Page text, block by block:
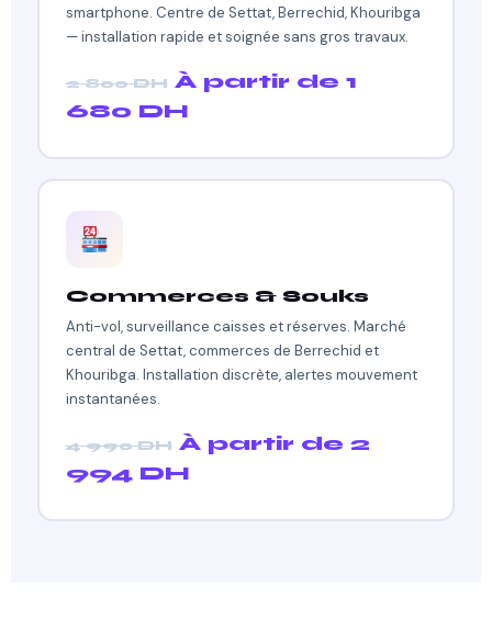
smartphone. Centre de Settat, Berrechid, Khouribga
— installation rapide et soignée sans gros travaux.
2 800 DH À partir de 1
680 DH
Commerces & Souks
Anti-vol, surveillance caisses et réserves. Marché
central de Settat, commerces de Berrechid et
Khouribga. Installation discrète, alertes mouvement
instantanées.
4 990 DH À partir de 2
994 DH